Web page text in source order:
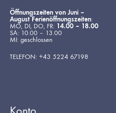
Öffnungszeiten von Juni –
August Ferienöffnungszeiten:
MO, DI, DO, FR: 14.00 – 18.00
SA: 10.00 – 13.00
MI: geschlossen
TELEFON: +43 5224 67198